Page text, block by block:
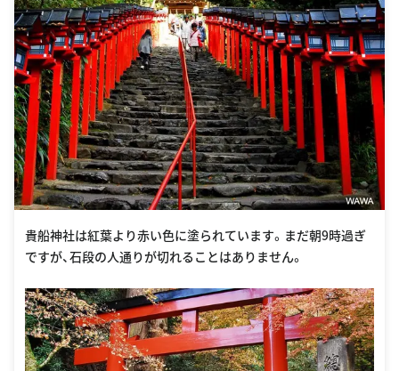
貴船神社は紅葉より赤い色に塗られています。まだ朝9時過ぎ
ですが、石段の人通りが切れることはありません。